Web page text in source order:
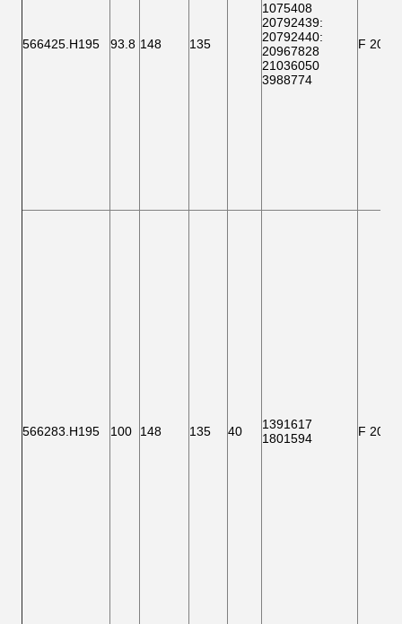
566425.H195 93.8 148 135
1075408
20792439:
20792440:
20967828
21036050
3988774
F
566283.H195 100 148 135 40
1391617
1801594
F